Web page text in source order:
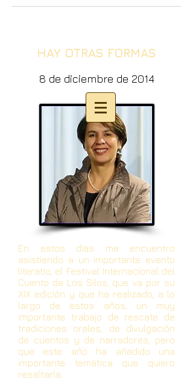
HAY OTRAS FORMAS
8 de diciembre de 2014
En estos días me encuentro
asistiendo a un importante evento
literatio, el Festival Internacional del
Cuento de Los Silos, que va por su
XIX edición y que ha realizado, a lo
largo de estos años, un muy
importante trabajo de rescate de
tradiciones orales, de divulgación
de cuentos y de narradores, pero
que este año ha añadido una
importante temática que quiero
resaltarla.